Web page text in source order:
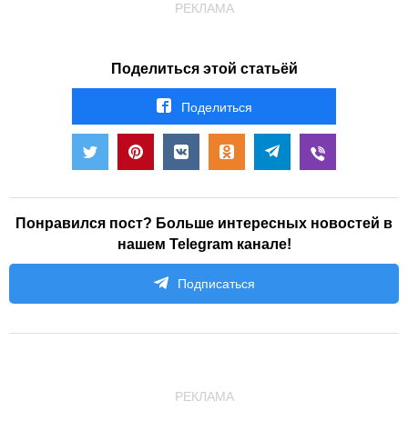
РЕКЛАМА
Поделиться этой статьёй
Поделиться
Понравился пост? Больше интересных новостей в
нашем Telegram канале!
Подписаться
РЕКЛАМА